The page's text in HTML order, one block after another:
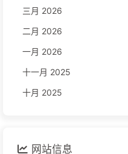
三月 2026
二月 2026
一月 2026
十一月 2025
十月 2025
网站信息